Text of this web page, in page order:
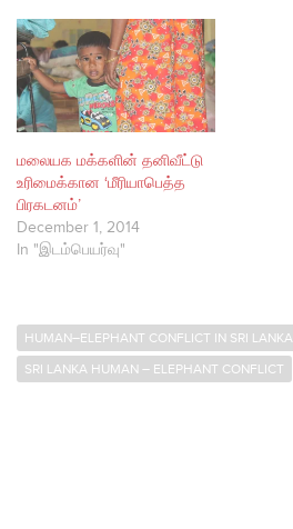
மலையக மக்களின் தனிவீட்டு
உரிமைக்கான ‘மீரியாபெத்த
பிரகடனம்’
December 1, 2014
In "இடம்பெயர்வு"
HUMAN–ELEPHANT CONFLICT IN SRI LANKA
SRI LANKA HUMAN – ELEPHANT CONFLICT